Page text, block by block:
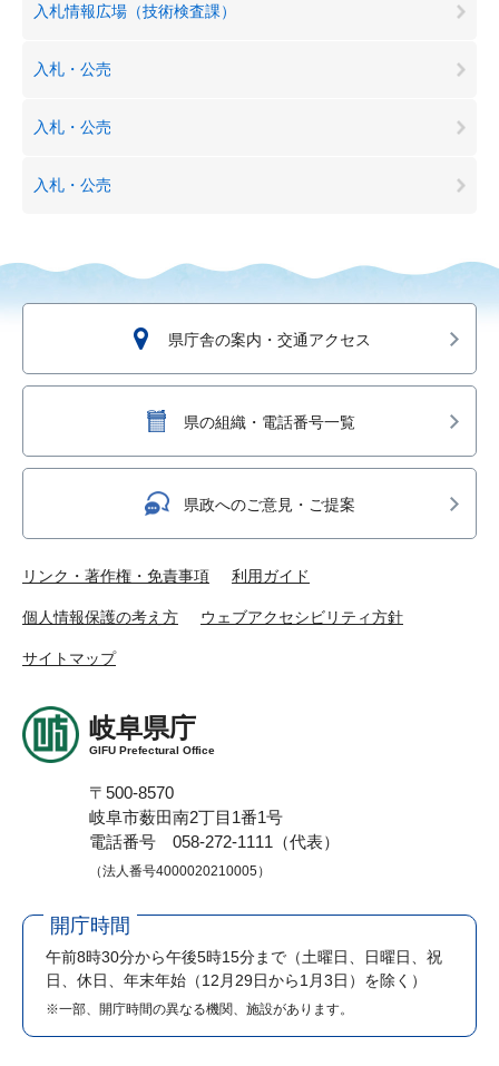
入札情報広場（技術検査課）
入札・公売
入札・公売
入札・公売
県庁舎の案内・交通アクセス
県の組織・電話番号一覧
県政へのご意見・ご提案
リンク・著作権・免責事項 利用ガイド
個人情報保護の考え方 ウェブアクセシビリティ方針
サイトマップ
岐阜県庁
GIFU Prefectural Office
〒500-8570
岐阜市薮田南2丁目1番1号
電話番号 058-272-1111（代表）
（法人番号4000020210005）
開庁時間
午前8時30分から午後5時15分まで （土曜日、日曜日、祝
日、休日、年末年始（12月29日から1月3日）を除く）
※一部、開庁時間の異なる機関、施設があります。